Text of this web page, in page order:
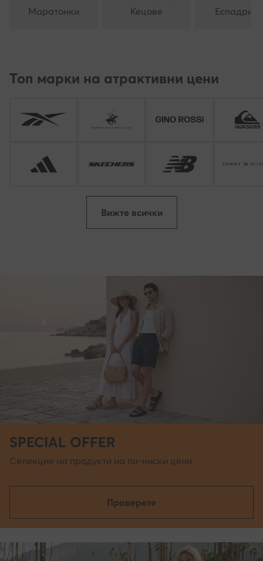
Маратонки Кецове Еспадрили
Топ марки на атрактивни цени
Вижте всички
SPECIAL OFFER
Селекция на продукти на по-ниски цени
Проверете